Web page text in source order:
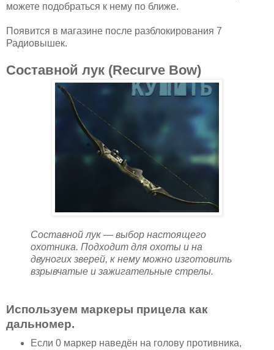
можете подобраться к нему по ближе.
Появится в магазине после разблокирования 7
Радиовышек.
Составной лук (Recurve Bow)
Составной лук — выбор настоящего
охотника. Подходит для охоты и на
двуногих зверей, к нему можно изготовить
взрывчатые и зажигательные стрелы.
Используем маркеры прицела как
дальномер.
Если 0 маркер наведён на голову противника,